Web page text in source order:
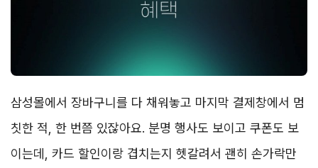
삼성몰에서 장바구니를 다 채워놓고 마지막 결제창에서 멈
칫한 적, 한 번쯤 있잖아요. 분명 행사도 보이고 쿠폰도 보
이는데, 카드 할인이랑 겹치는지 헷갈려서 괜히 손가락만